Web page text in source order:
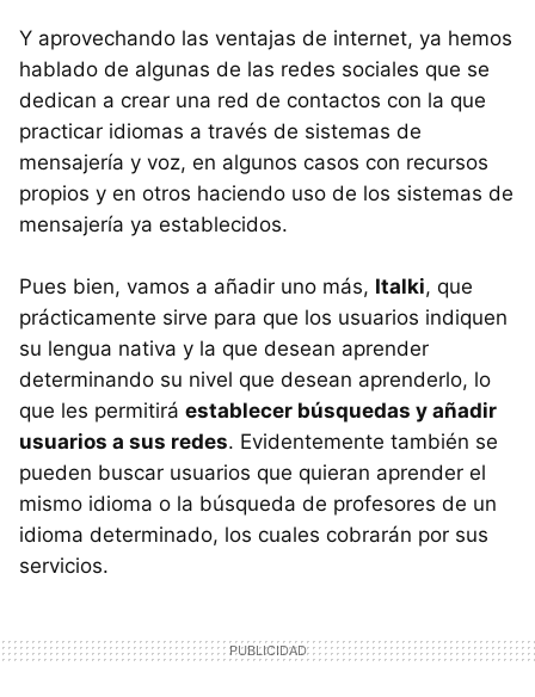
Y aprovechando las ventajas de internet, ya hemos
hablado de algunas de las redes sociales que se
dedican a crear una red de contactos con la que
practicar idiomas a través de sistemas de
mensajería y voz, en algunos casos con recursos
propios y en otros haciendo uso de los sistemas de
mensajería ya establecidos.
Pues bien, vamos a añadir uno más, Italki, que
prácticamente sirve para que los usuarios indiquen
su lengua nativa y la que desean aprender
determinando su nivel que desean aprenderlo, lo
que les permitirá establecer búsquedas y añadir
usuarios a sus redes. Evidentemente también se
pueden buscar usuarios que quieran aprender el
mismo idioma o la búsqueda de profesores de un
idioma determinado, los cuales cobrarán por sus
servicios.